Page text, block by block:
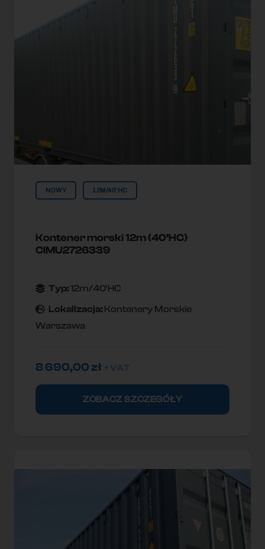
NOWY 12M/40'HC
Kontener morski 12m (40’HC)
CIMU2726339
Typ:12m/40'HC
Lokallzacja: Kontenery Morskie
Warszawa
8 690,00zł
ZOBACZ SZCZEGÓŁY